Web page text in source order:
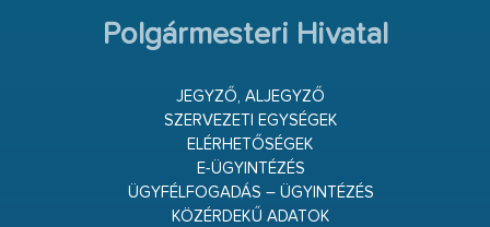
Polgármesteri Hivatal
JEGYZŐ, ALJEGYZŐ
SZERVEZETI EGYSÉGEK
ELÉRHETŐSÉGEK
E-ÜGYINTÉZÉS
ÜGYFÉLFOGADÁS – ÜGYINTÉZÉS
KÖZÉRDEKŰ ADATOK